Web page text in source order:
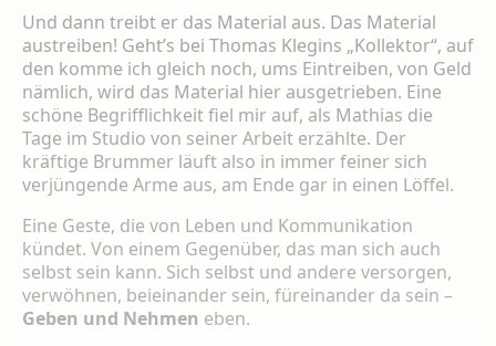
Und dann treibt er das Material aus. Das Material
austreiben! Geht’s bei Thomas Klegins „Kollektor“, auf
den komme ich gleich noch, ums Eintreiben, von Geld
nämlich, wird das Material hier ausgetrieben. Eine
schöne Begrifflichkeit fiel mir auf, als Mathias die
Tage im Studio von seiner Arbeit erzählte. Der
kräftige Brummer läuft also in immer feiner sich
verjüngende Arme aus, am Ende gar in einen Löffel.
Eine Geste, die von Leben und Kommunikation
kündet. Von einem Gegenüber, das man sich auch
selbst sein kann. Sich selbst und andere versorgen,
verwöhnen, beieinander sein, füreinander da sein –
Geben und Nehmen eben.